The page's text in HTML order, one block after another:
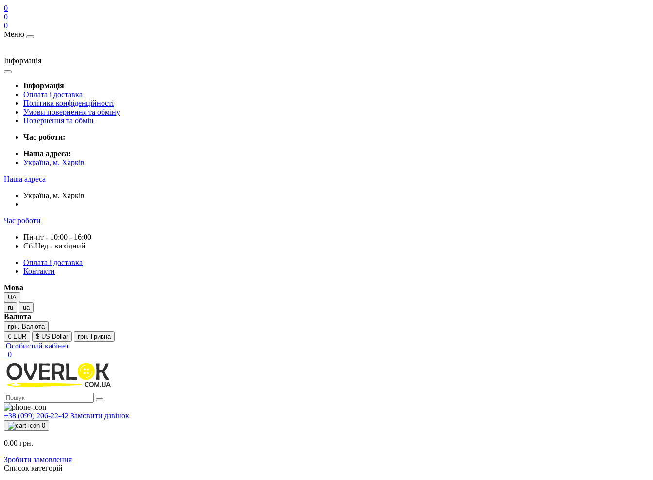
0
0
0
Меню
Інформація
Інформація
Оплата і доставка
Політика конфіденційності
Умови повернення та обміну
Повернення та обмін
Час роботи:
Наша адреса:
Україна, м. Харків
Наша адреса
Україна, м. Харків
Час роботи
Пн-пт - 10:00 - 16:00
Сб-Нед - вихідний
Оплата і доставка
Контакти
Мова
UA
ru
ua
Валюта
грн. Валюта
€ EUR
$ US Dollar грн. Гривна
Особистий кабінет
0
+38 (099) 206-22-42 Замовити дзвінок
0
0.00 грн.
Зробити замовлення
Список категорій